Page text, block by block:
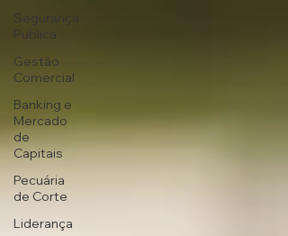
Gestão
Comercial
Banking e
Mercado
de
Capitais
Pecuária
de Corte
Liderança